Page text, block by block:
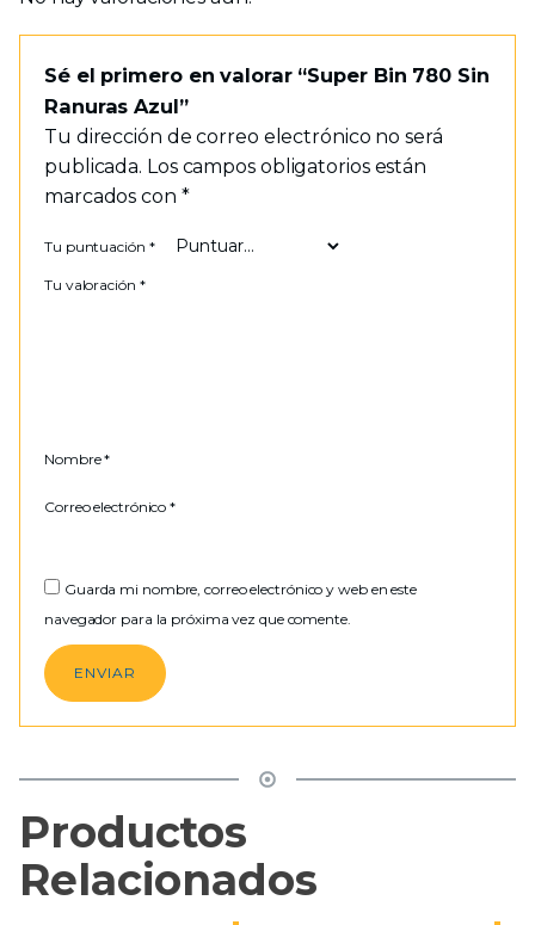
Sé el primero en valorar “Super Bin 780 Sin
Ranuras Azul”
Tu dirección de correo electrónico no será
publicada. Los campos obligatorios están
marcados con *
Tu puntuación *
Tu valoración *
Nombre*
Correo electrónico*
Guarda mi nombre, correo electrónico y web en este
navegador para la próxima vez que comente.
Productos
Relacionados